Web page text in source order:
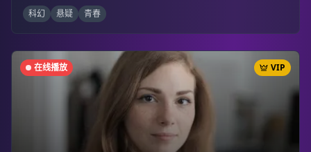
科幻 悬疑 青春
在线播放 VIP